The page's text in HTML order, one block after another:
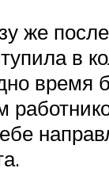
же
в
время